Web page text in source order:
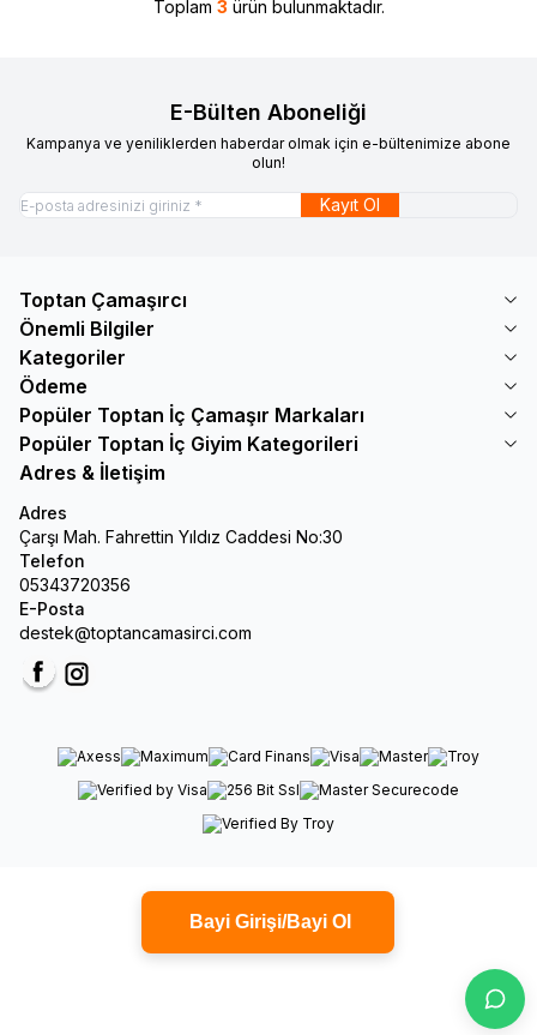
Toplam 3 ürün bulunmaktadır.
E-Bülten Aboneliği
Kampanya ve yeniliklerden haberdar olmak için e-bültenimize abone
olun!
Kayıt Ol
Toptan Çamaşırcı
Önemli Bilgiler
Kategoriler
Ödeme
Popüler Toptan İç Çamaşır Markaları
Popüler Toptan İç Giyim Kategorileri
Adres & İletişim
Adres
Çarşı Mah. Fahrettin Yıldız Caddesi No:30
Telefon
05343720356
E-Posta
destek@toptancamasirci.com
FacebookInstagram
Bayi Girişi/Bayi Ol